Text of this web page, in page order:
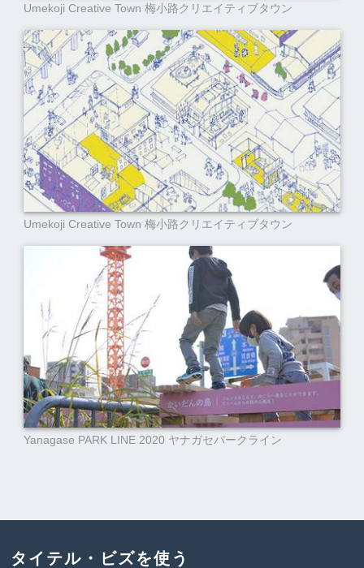
Umekoji Creative Town 梅小路クリエイティブタウン
Umekoji Creative Town 梅小路クリエイティブタウン
Yanagase PARK LINE 2020 ヤナガセパークライン
タイテル・ビズを使う